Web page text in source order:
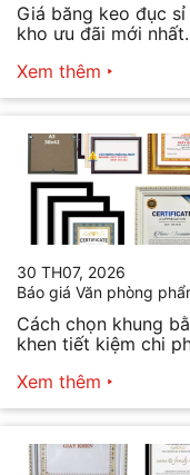
Giá băng keo đục sỉ
kho ưu đãi mới nhất
Xem thêm
30 TH07, 2026
Báo giá Văn phòng
Cách chọn khung
khen tiết kiệm chi
Xem thêm